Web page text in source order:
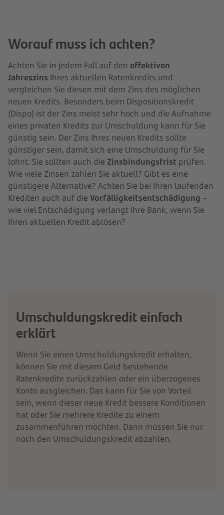
Worauf muss ich achten?
Achten Sie in jedem Fall auf den effektiven
Jahreszins Ihres aktuellen Ratenkredits und
vergleichen Sie diesen mit dem Zins des möglichen
neuen Kredits. Besonders beim Dispositionskredit
(Dispo) ist der Zins meist sehr hoch und die Aufnahme
eines privaten Kredits zur Umschuldung kann für Sie
günstig sein. Der Zins Ihres neuen Kredits sollte
günstiger sein, damit sich eine Umschuldung für Sie
lohnt. Sie sollten auch die Zinsbindungsfrist prüfen.
Wie viele Zinsen zahlen Sie aktuell? Gibt es eine
günstigere Alternative? Achten Sie bei Ihren laufenden
Krediten auch auf die Vorfälligkeitsentschädigung –
wie viel Entschädigung verlangt Ihre Bank, wenn Sie
Ihren aktuellen Kredit ablösen?
Umschuldungskredit einfach
erklärt
Wenn Sie einen Umschuldungskredit erhalten,
können Sie mit diesem Geld bestehende
Ratenkredite zurückzahlen oder ein überzogenes
Konto ausgleichen. Das kann für Sie von Vorteil
sein, wenn dieser neue Kredit bessere Konditionen
hat oder Sie mehrere Kredite zu einem
zusammenführen möchten. Dann müssen Sie nur
noch den Umschuldungskredit abzahlen.